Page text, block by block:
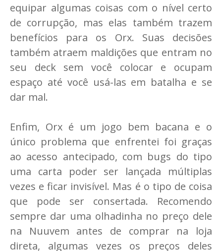
equipar algumas coisas com o nível certo
de corrupção, mas elas também trazem
benefícios para os Orx. Suas decisões
também atraem maldições que entram no
seu deck sem você colocar e ocupam
espaço até você usá-las em batalha e se
dar mal.
Enfim, Orx é um jogo bem bacana e o
único problema que enfrentei foi graças
ao acesso antecipado, com bugs do tipo
uma carta poder ser lançada múltiplas
vezes e ficar invisível. Mas é o tipo de coisa
que pode ser consertada. Recomendo
sempre dar uma olhadinha no preço dele
na Nuuvem antes de comprar na loja
direta, algumas vezes os preços deles